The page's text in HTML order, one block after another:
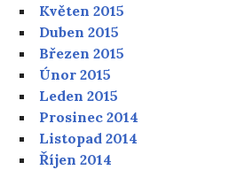
Květen 2015
Duben 2015
Březen 2015
Únor 2015
Leden 2015
Prosinec 2014
Listopad 2014
Říjen 2014